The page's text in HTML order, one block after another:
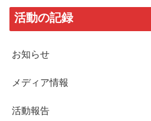
活動の記録
お知らせ
メディア情報
活動報告